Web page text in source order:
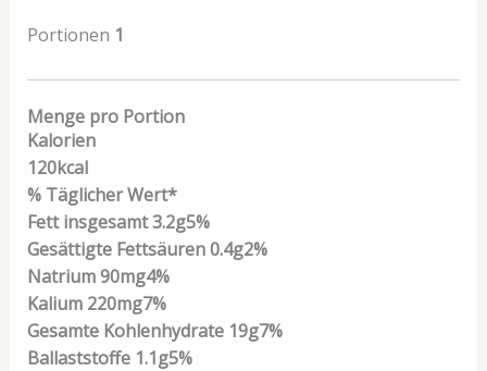
Portionen 1
Menge pro Portion
Kalorien
120kcal
% Täglicher Wert*
Fett insgesamt3.2g5%
Gesättigte Fettsäuren0.4g2%
Natrium90mg4%
Kalium 220mg7%
Gesamte Kohlenhydrate 19g7%
Ballaststoffe 1.1g5%